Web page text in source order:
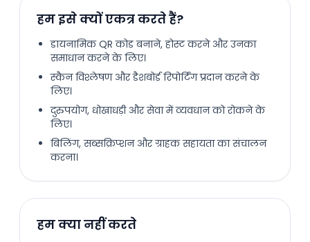
हम इसे क्यों एकत्र करते हैं?
डायनामिक QR कोड बनाने, होस्ट करने और उनका
समाधान करने के लिए।
स्कैन विश्लेषण और डैशबोर्ड रिपोर्टिंग प्रदान करने के
लिए।
दुरुपयोग, धोखाधड़ी और सेवा में व्यवधान को रोकने के
लिए।
बिलिंग, सब्सक्रिप्शन और ग्राहक सहायता का संचालन
करना।
हम क्या नहीं करते